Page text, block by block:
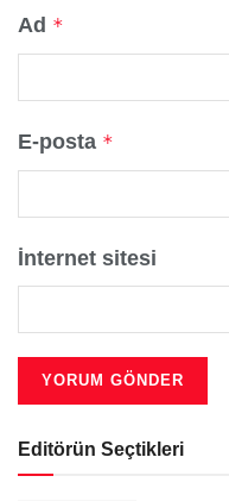
Ad *
E-posta *
İnternet sitesi
Editörün Seçtikleri